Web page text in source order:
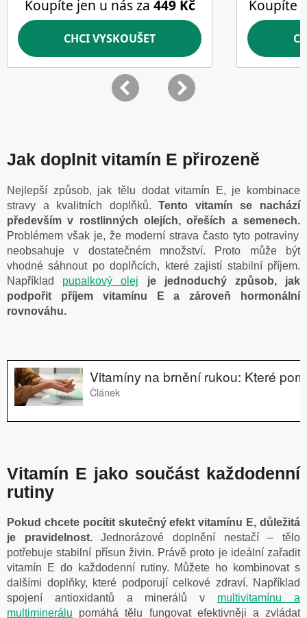
Jak doplnit vitamín E přirozeně
Nejlepší způsob, jak tělu dodat vitamín E, je kombinace
stravy a kvalitních doplňků.Tento vitamín se nachází
především v rostlinných olejích, ořeších a semenech.
Problémem však je, že moderní strava často tyto potraviny
neobsahuje v dostatečném množství. Proto může být
vhodné sáhnout po doplňcích, které zajistí stabilní příjem.
Například pupalkový olej
je jednoduchý způsob, jak
podpořit příjem vitamínu E a zároveň hormonální
rovnováhu.
Vitamín E jako součást každodenní
rutiny
Pokud chcete pocítit skutečný efekt vitamínu E, důležitá
je pravidelnost.Jednorázové doplnění nestačí – tělo
potřebuje stabilní přísun živin. Právě proto je ideální zařadit
vitamín E do každodenní rutiny. Můžete ho kombinovat s
dalšími doplňky, které podporují celkové zdraví. Například
spojení antioxidantů a minerálů v multivitamínu a
multiminerálu pomáhá tělu fungovat efektivněji a zvládat